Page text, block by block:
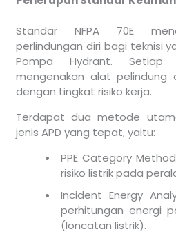
Standar NFPA 70E
perlindungan diri bagi teknisi
Pompa Hydrant. Setiap
mengenakan alat pelindung
dengan tingkat risiko kerja.
Terdapat dua metode
jenis APD yang tepat, yaitu:
PPE Category
risiko listrik pada
Incident Energy
perhitungan energi
(loncatan listrik).